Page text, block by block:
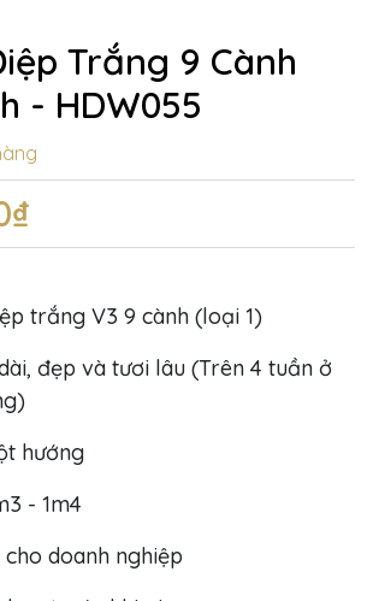
Trắng 9 Cành
- HDW055
trắng V3 9 cành (loại 1)
đẹp và tươi lâu (Trên 4 tuần ở
hướng
- 1m4
doanh nghiệp